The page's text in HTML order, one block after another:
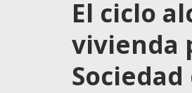
El ciclo
vivienda
Sociedad